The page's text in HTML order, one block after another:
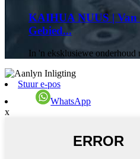
KAIHUA NUUS |
Gebied...
In 'n eksklusiewe onderhoud
Stuur e-pos
WhatsApp
x